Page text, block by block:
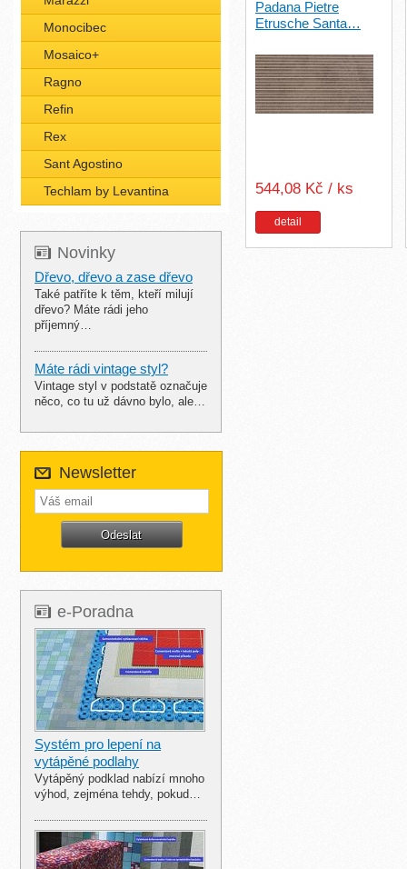
Monocibec
Mosaico+
Ragno
Refin
Rex
Sant Agostino
Techlam by Levantina
Novinky
Dřevo, dřevo a zase dřevo
Také patříte k těm, kteří milují
dřevo? Máte rádi jeho
příjemný…
Máte rádi vintage styl?
Vintage styl v podstatě označuje
něco, co tu už dávno bylo, ale…
Newsletter
e-Poradna
Systém pro lepení na
vytápěné podlahy
Vytápěný podklad nabízí mnoho
výhod, zejména tehdy, pokud…
Padana Pietre
Etrusche Santa…
544,08 Kč / ks
detail